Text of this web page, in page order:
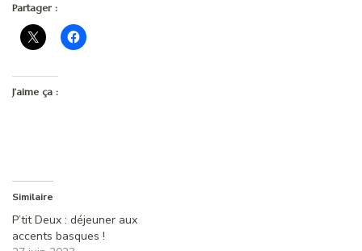
Partager :
J’aime ça :
Similaire
P’tit Deux : déjeuner aux
accents basques !